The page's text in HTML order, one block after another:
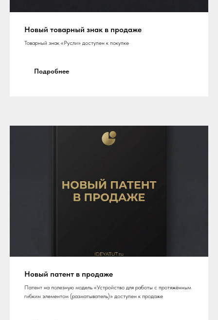
Новый товарный знак в продаже
Товарный знак «Русли» доступен к покупке
Подробнее
Новый патент в продаже
Патент на полезную модель «Устройство для работы с протяжённым
гибким элементом (разматыватель)» доступен к продаже